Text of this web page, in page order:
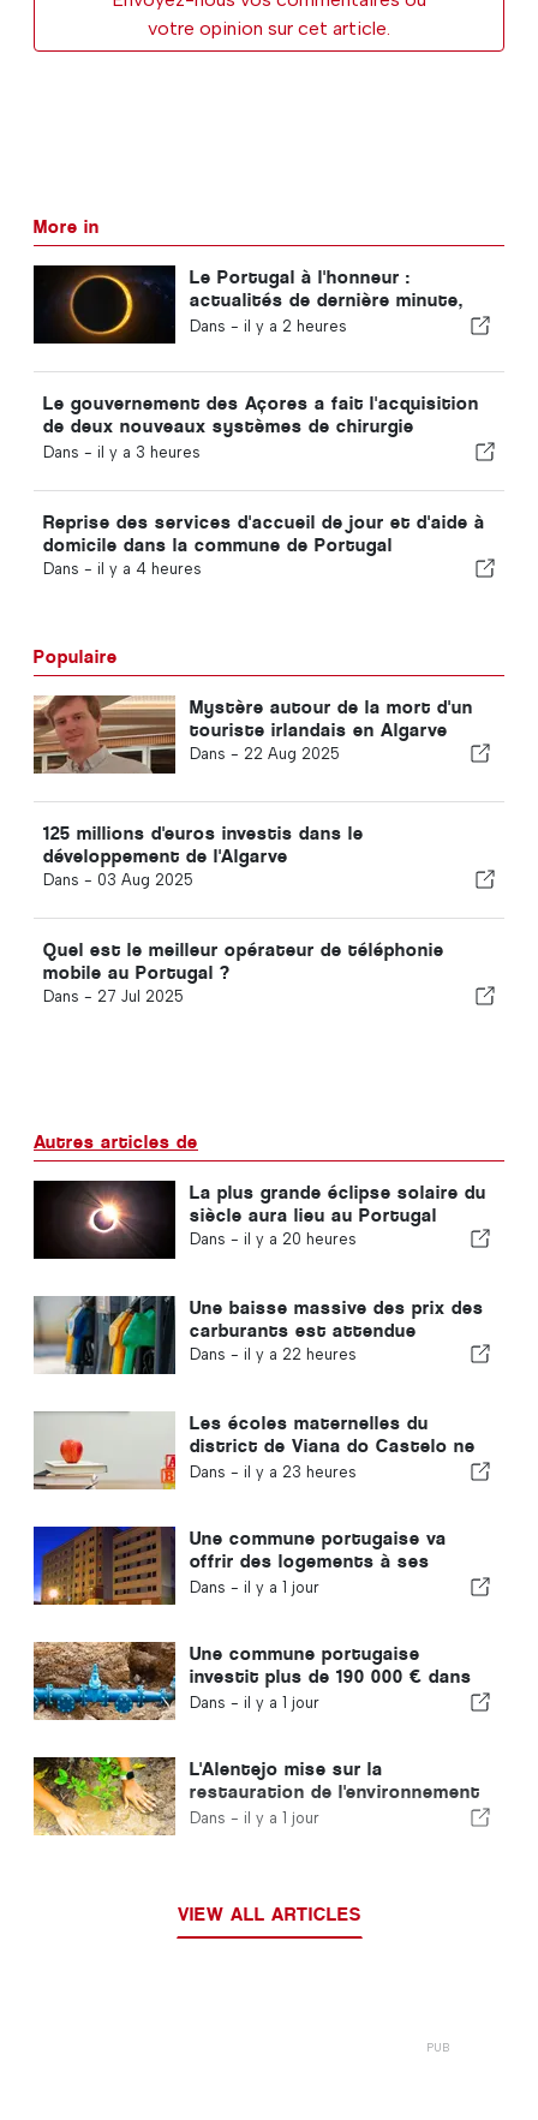
votre opinion sur cet article.
More in
Le Portugal à l'honneur :
actualités de dernière minute,
tendances touristiques et les
Dans - il y a 2 heures
Le gouvernement des Açores a fait l'acquisition
de deux nouveaux systèmes de chirurgie
robotisée
Dans - il y a 3 heures
Reprise des services d'accueil de jour et d'aide à
domicile dans la commune de Portugal
Dans - il y a 4 heures
Populaire
Mystère autour de la mort d'un
touriste irlandais en Algarve
Dans - 22 Aug 2025
125 millions d'euros investis dans le
développement de l'Algarve
Dans - 03 Aug 2025
Quel est le meilleur opérateur de téléphonie
mobile au Portugal ?
Dans - 27 Jul 2025
Autres articles de
La plus grande éclipse solaire du
siècle aura lieu au Portugal
Dans - il y a 20 heures
Une baisse massive des prix des
carburants est attendue
Dans - il y a 22 heures
Les écoles maternelles du
district de Viana do Castelo ne
fermeront pas au Portugal
Dans - il y a 23 heures
Une commune portugaise va
offrir des logements à ses
habitants
Dans - il y a 1 jour
Une commune portugaise
investit plus de 190 000 € dans
l'approvisionnement en eau
Dans - il y a 1 jour
L'Alentejo mise sur la
restauration de l'environnement
grâce aux fonds européens
Dans - il y a 1 jour
VIEW ALL ARTICLES